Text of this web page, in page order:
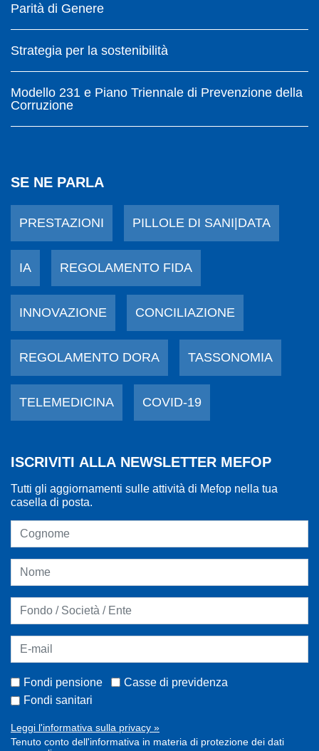
Parità di Genere
Strategia per la sostenibilità
Modello 231 e Piano Triennale di Prevenzione della
Corruzione
SE NE PARLA
PRESTAZIONI PILLOLE DI SANI|DATA
IA REGOLAMENTO FIDA
INNOVAZIONE CONCILIAZIONE
REGOLAMENTO DORA TASSONOMIA
TELEMEDICINA COVID-19
ISCRIVITI ALLA NEWSLETTER MEFOP
Tutti gli aggiornamenti sulle attività di Mefop nella tua
casella di posta.
Fondi pensione
Casse di previdenza
Fondi sanitari
Leggi l'informativa sulla privacy »
Tenuto conto dell'informativa in materia di protezione dei dati